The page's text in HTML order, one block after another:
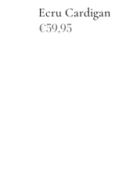
Ecru Cardigan
€59,95